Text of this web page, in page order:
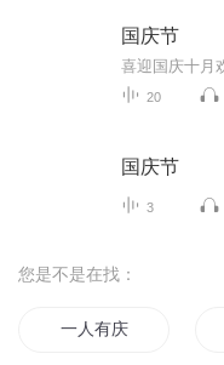
国庆节
20
国庆节
3
您是不是在找：
一人有庆